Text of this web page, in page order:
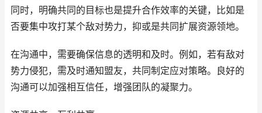
同时，明确共同的目标也是提升合作效率的关键，比如是
否要集中攻打某个敌对势力，抑或是共同扩展资源领地。
在沟通中，需要确保信息的透明和及时。例如，若有敌对
势力侵犯，需及时通知盟友，共同制定应对策略。良好的
沟通可以加强相互信任，增强团队的凝聚力。